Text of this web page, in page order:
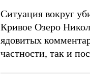
Ситуация вокруг
Кривое Озеро
ядовитых
частности, так и